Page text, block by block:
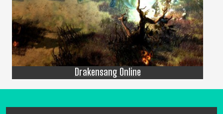
Drakensang Online